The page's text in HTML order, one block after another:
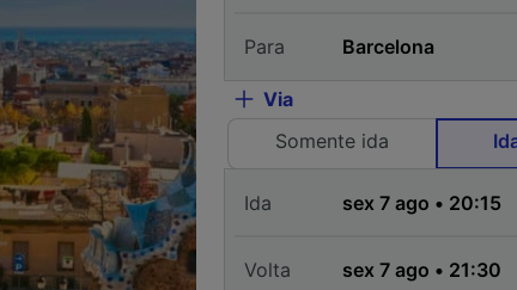
Para
Via
Somente ida
Ida
Volta